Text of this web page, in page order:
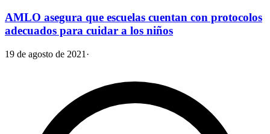
AMLO asegura que escuelas cuentan con protocolos
adecuados para cuidar a los niños
19 de agosto de 2021 ·